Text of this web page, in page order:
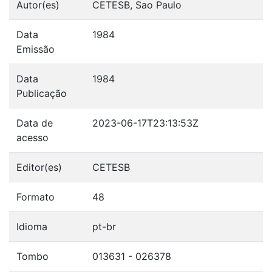
Autor(es) CETESB, Sao Paulo
Data
Emissão
1984
Data
Publicação
1984
Data de
acesso
2023-06-17T23:13:53Z
Editor(es) CETESB
Formato 48
Idioma pt-br
Tombo 013631 - 026378